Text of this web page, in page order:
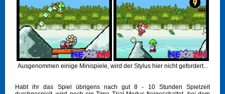
Ausgenommen einige Minispiele, wird der Stylus hier nicht gefordert...
Habt ihr das Spiel übrigens nach gut 8 - 10 Stunden Spielzeit